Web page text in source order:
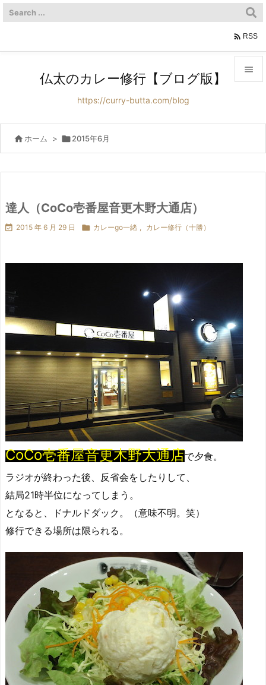



 RSS
仏太のカレー修行【ブログ版】
https://curry-butta.com/blog
 ホーム > 2015年6月
達人（CoCo壱番屋音更木野大通店）
 2015 年 6 月 29 日  カレーgo一緒 , カレー修行（十勝）
CoCo壱番屋音更木野大通店で夕食。
ラジオが終わった後、反省会をしたりして、
結局21時半位になってしまう。
となると、ドナルドダック。（意味不明。笑）
修行できる場所は限られる。